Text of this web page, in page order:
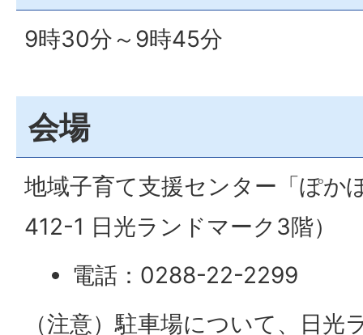
9時30分～9時45分
会場
地域子育て支援センター「ぽか
412-1 日光ランドマーク3階）
電話：0288-22-2299
（注意）駐車場について、日光